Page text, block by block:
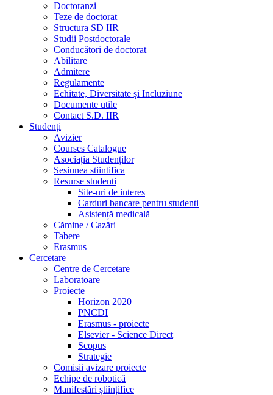
Doctoranzi
Teze de doctorat
Structura SD IIR
Studii Postdoctorale
Conducători de doctorat
Abilitare
Admitere
Regulamente
Echitate, Diversitate și Incluziune
Documente utile
Contact S.D. IIR
Studenți
Avizier
Courses Catalogue
Asociația Studenților
Sesiunea stiintifica
Resurse studenti
Site-uri de interes
Carduri bancare pentru studenti
Asistență medicală
Cămine / Cazări
Tabere
Erasmus
Cercetare
Centre de Cercetare
Laboratoare
Proiecte
Horizon 2020
PNCDI
Erasmus - proiecte
Elsevier - Science Direct
Scopus
Strategie
Comisii avizare proiecte
Echipe de robotică
Manifestări științifice